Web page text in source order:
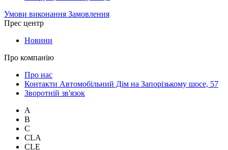
Умови виконання Замовлення
Прес центр
Новини
Про компанію
Про нас
Контакти Автомобільний Дім на Запорізькому шосе, 57
Зворотній зв'язок
A
B
C
CLA
CLE